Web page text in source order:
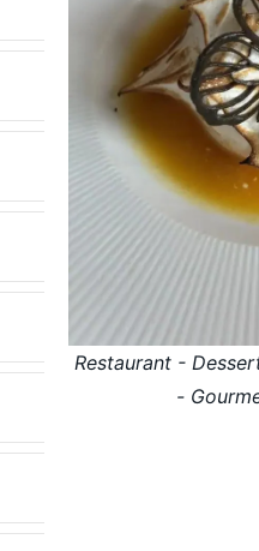
Restaurant -
-